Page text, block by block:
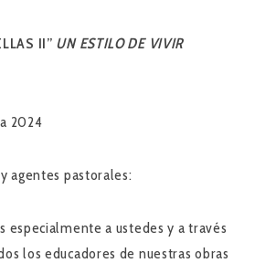
II” UN ESTILO DE VIVIR
2024
agentes pastorales:
especialmente a ustedes y a través
los educadores de nuestras obras